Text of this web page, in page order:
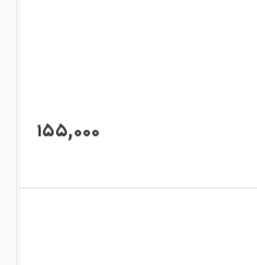
۱۵۵,۰۰۰